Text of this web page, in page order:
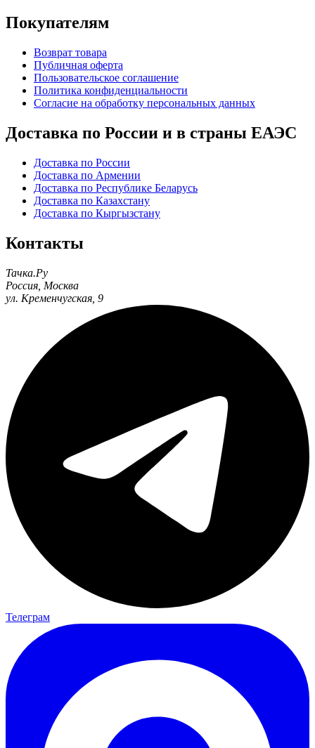
Покупателям
Возврат товара
Публичная оферта
Пользовательское соглашение
Политика конфиденциальности
Согласие на обработку персональных данных
Доставка по России и в страны ЕАЭС
Доставка по России
Доставка по Армении
Доставка по Республике Беларусь
Доставка по Казахстану
Доставка по Кыргызстану
Контакты
Тачка.Ру
Россия Москва
ул. Кременчугская, 9
Телеграм